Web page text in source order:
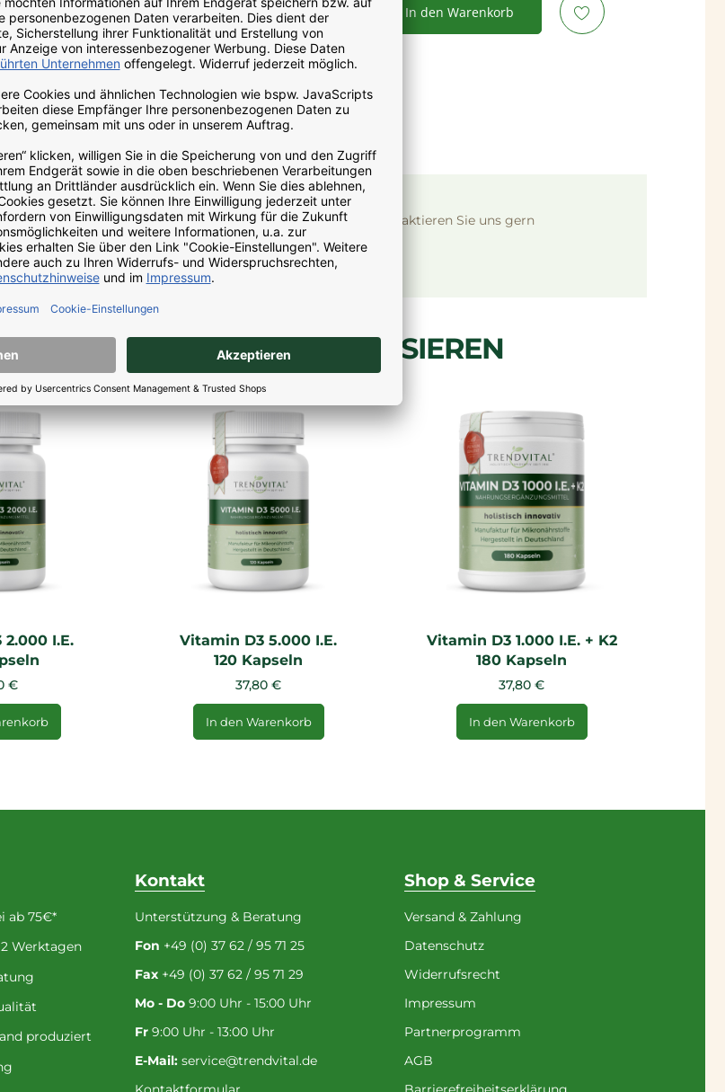
In den Warenkorb
spezielle Fragen zur Einnahme und Anwendung? Dann kontaktieren Sie uns gern
unter +49 (0) 3762 957125.
Zutaten & Wirkstoffe
SIE AUCH INTERESSIEREN
I.E.
€
Vitamin D3 5.000 I.E.
120 Kapseln
37,80 €
In den Warenkorb
Vitamin D3 1.000 I.E. + K2
180 Kapseln
37,80 €
In den Warenkorb
ab 75€*
Werktagen
produziert
Kontakt
Unterstützung & Beratung
Fon +49 (0) 37 62 / 95 71 25
Fax +49 (0) 37 62 / 95 71 29
Mo - Do 9:00 Uhr - 15:00 Uhr
Fr 9:00 Uhr - 13:00 Uhr
E-Mail: service@trendvital.de
Shop & Service
Versand & Zahlung
Datenschutz
Widerrufsrecht
Impressum
Partnerprogramm
AGB